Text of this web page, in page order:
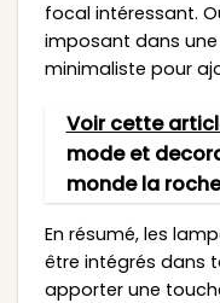
focal intéressant.
imposant dans
minimaliste pour
Voir cette
mode et
monde la
En résumé, les
être intégrés dans
apporter une